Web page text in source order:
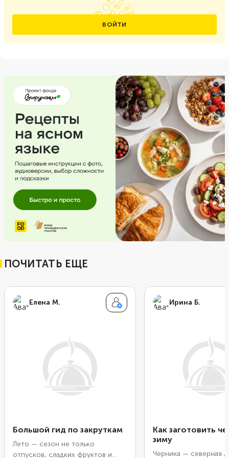
ВОЙТИ
ПОЧИТАТЬ ЕЩЕ
Елена М.
Большой гид по закруткам
Лето — сезон не только
отпусков, сладких фруктов и
Ирина Б.
Как заготовить
зиму
Черника — северная